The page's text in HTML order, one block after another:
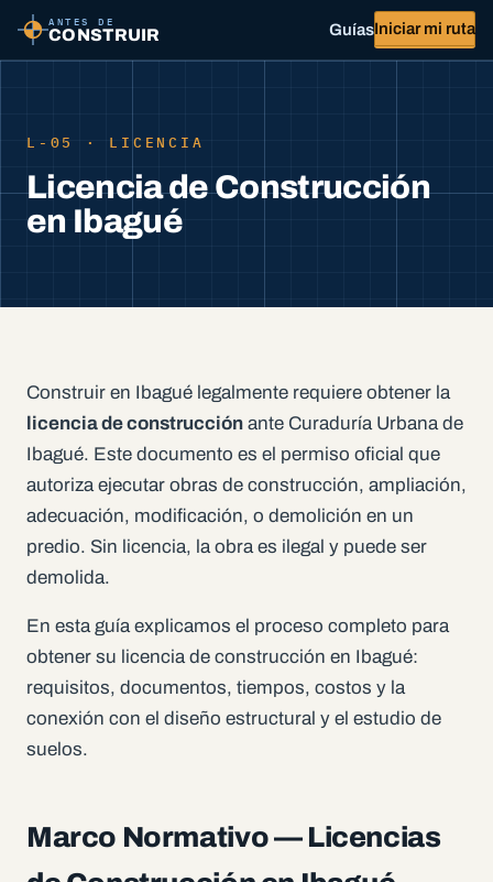
ANTES DE
CONSTRUIR GuíasIniciar mi ruta
L-05 · LICENCIA
Licencia de Construcción
en Ibagué
Construir en Ibagué legalmente requiere obtener la
licencia de construcción ante Curaduría Urbana de
Ibagué. Este documento es el permiso oficial que
autoriza ejecutar obras de construcción, ampliación,
adecuación, modificación, o demolición en un
predio. Sin licencia, la obra es ilegal y puede ser
demolida.
En esta guía explicamos el proceso completo para
obtener su licencia de construcción en Ibagué:
requisitos, documentos, tiempos, costos y la
conexión con el diseño estructural y el estudio de
suelos.
Marco Normativo — Licencias